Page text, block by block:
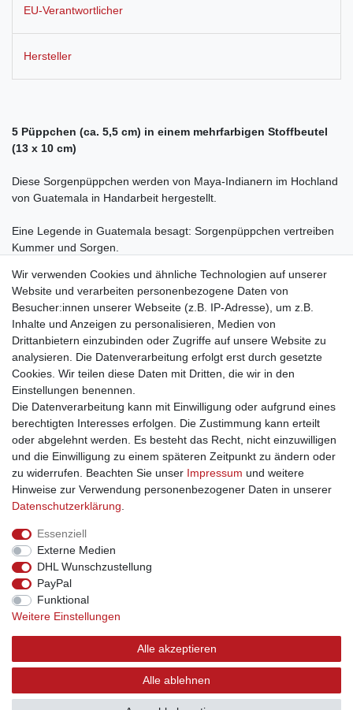
EU-Verantwortlicher
Hersteller
5 Püppchen (ca. 5,5 cm) in einem mehrfarbigen Stoffbeutel
(13 x 10 cm)
Diese Sorgenpüppchen werden von Maya-Indianern im Hochland
von Guatemala in Handarbeit hergestellt.
Eine Legende in Guatemala besagt: Sorgenpüppchen vertreiben
Kummer und Sorgen.
Einst verlieh der Sonnengott der Prinzessin Ixmucane die Gabe,
Probleme und Sorgen anderer Menschen zu lösen. Die Prinzessin
gab diese Fähigkeit an Platzhalter weiter: Erzähle jeder
Sorgenpuppe eine Sorge und lege die Sorgenpüppchen dann
während des Schlafs unter Dein Kopfkissen. Die Legende besagt,
daß am nächsten Morgen dann alle Sorgen verschwunden seien.
Impressum Daten­schutz­erklärung AGB
Barrierefreiheitserklärung
Vertrag widerrufen
INFORMATIONEN
Über uns
Versand
Links
Wir verwenden Cookies und ähnliche Technologien auf unserer
Website und verarbeiten personenbezogene Daten von
Besucher:innen unserer Webseite (z.B. IP-Adresse), um z.B.
Inhalte und Anzeigen zu personalisieren, Medien von
Drittanbietern einzubinden oder Zugriffe auf unsere Website zu
analysieren. Die Datenverarbeitung erfolgt erst durch gesetzte
Cookies. Wir teilen diese Daten mit Dritten, die wir in den
Einstellungen benennen.
Die Datenverarbeitung kann mit Einwilligung oder aufgrund eines
berechtigten Interesses erfolgen. Die Zustimmung kann erteilt
oder abgelehnt werden. Es besteht das Recht, nicht einzuwilligen
und die Einwilligung zu einem späteren Zeitpunkt zu ändern oder
zu widerrufen. Beachten Sie unser Impressum und weitere
Hinweise zur Verwendung personenbezogener Daten in unserer
Daten­schutz­erklärung
Essenziell
Externe Medien
DHL Wunschzustellung
PayPal
Funktional
Weitere Einstellungen
Alle akzeptieren
Alle ablehnen